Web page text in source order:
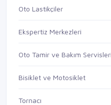
Oto Lastikçiler
Ekspertiz Merkezleri
Oto Tamir ve Bakım Servisleri
Bisiklet ve Motosiklet
Tornacı